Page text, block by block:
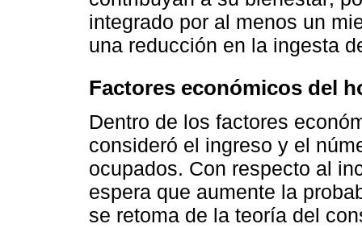
integrado por al menos un
una reducción en la ingesta
Factores económicos del
Dentro de los factores
consideró el ingreso y el
ocupados. Con respecto al
espera que aumente la
se retoma de la teoría del